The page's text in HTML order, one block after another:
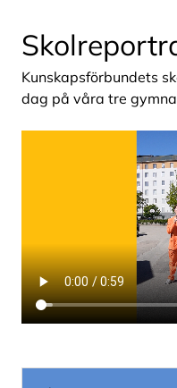
Kunskapsförbundets
dag på våra tre